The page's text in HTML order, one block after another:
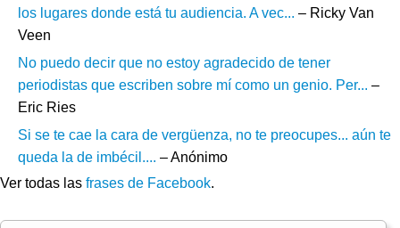
los lugares donde está tu audiencia. A vec... – Ricky Van
Veen
No puedo decir que no estoy agradecido de tener
periodistas que escriben sobre mí como un genio. Per... –
Eric Ries
Si se te cae la cara de vergüenza, no te preocupes... aún te
queda la de imbécil.... – Anónimo
Ver todas las frases de Facebook.